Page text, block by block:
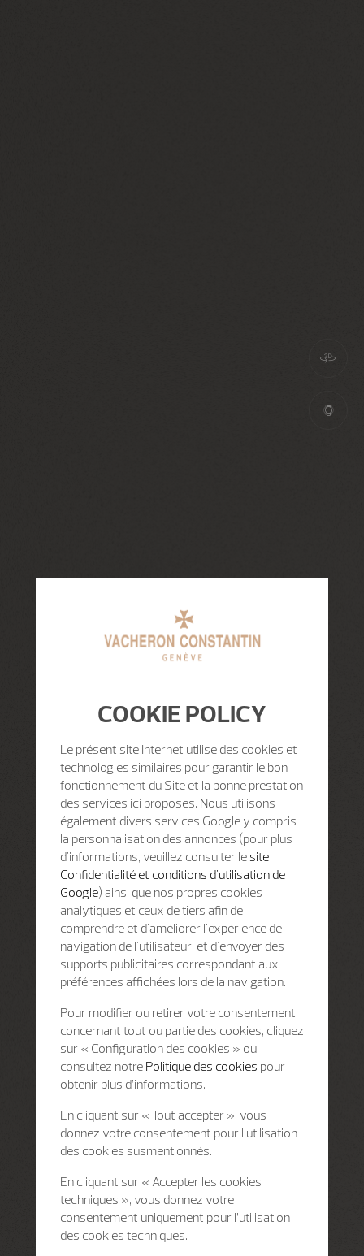
COOKIE POLICY
Le présent site Internet utilise des cookies et
technologies similaires pour garantir le bon
fonctionnement du Site et la bonne prestation
des services ici proposes. Nous utilisons
également divers services Google y compris
la personnalisation des annonces (pour plus
d'informations, veuillez consulter le site
Confidentialité et conditions d'utilisation de
Google) ainsi que nos propres cookies
analytiques et ceux de tiers afin de
comprendre et d'améliorer l'expérience de
navigation de l'utilisateur, et d'envoyer des
supports publicitaires correspondant aux
préférences affichées lors de la navigation.
Pour modifier ou retirer votre consentement
concernant tout ou partie des cookies, cliquez
sur « Configuration des cookies » ou
consultez notre Politique des cookies pour
obtenir plus d’informations.
En cliquant sur « Tout accepter », vous
donnez votre consentement pour l’utilisation
des cookies susmentionnés.
En cliquant sur « Accepter les cookies
techniques », vous donnez votre
consentement uniquement pour l’utilisation
des cookies techniques.